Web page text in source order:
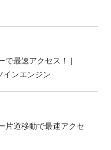
で最速アクセス！ |
インエンジン
片道移動で最速アクセ